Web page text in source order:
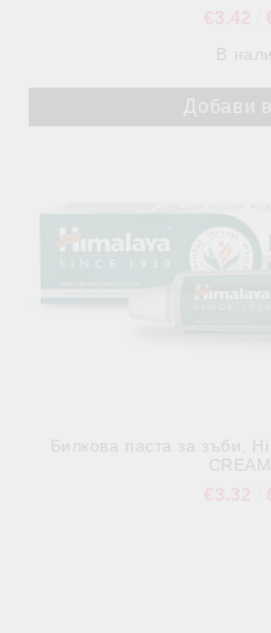
В
Билкова паста за зъби,